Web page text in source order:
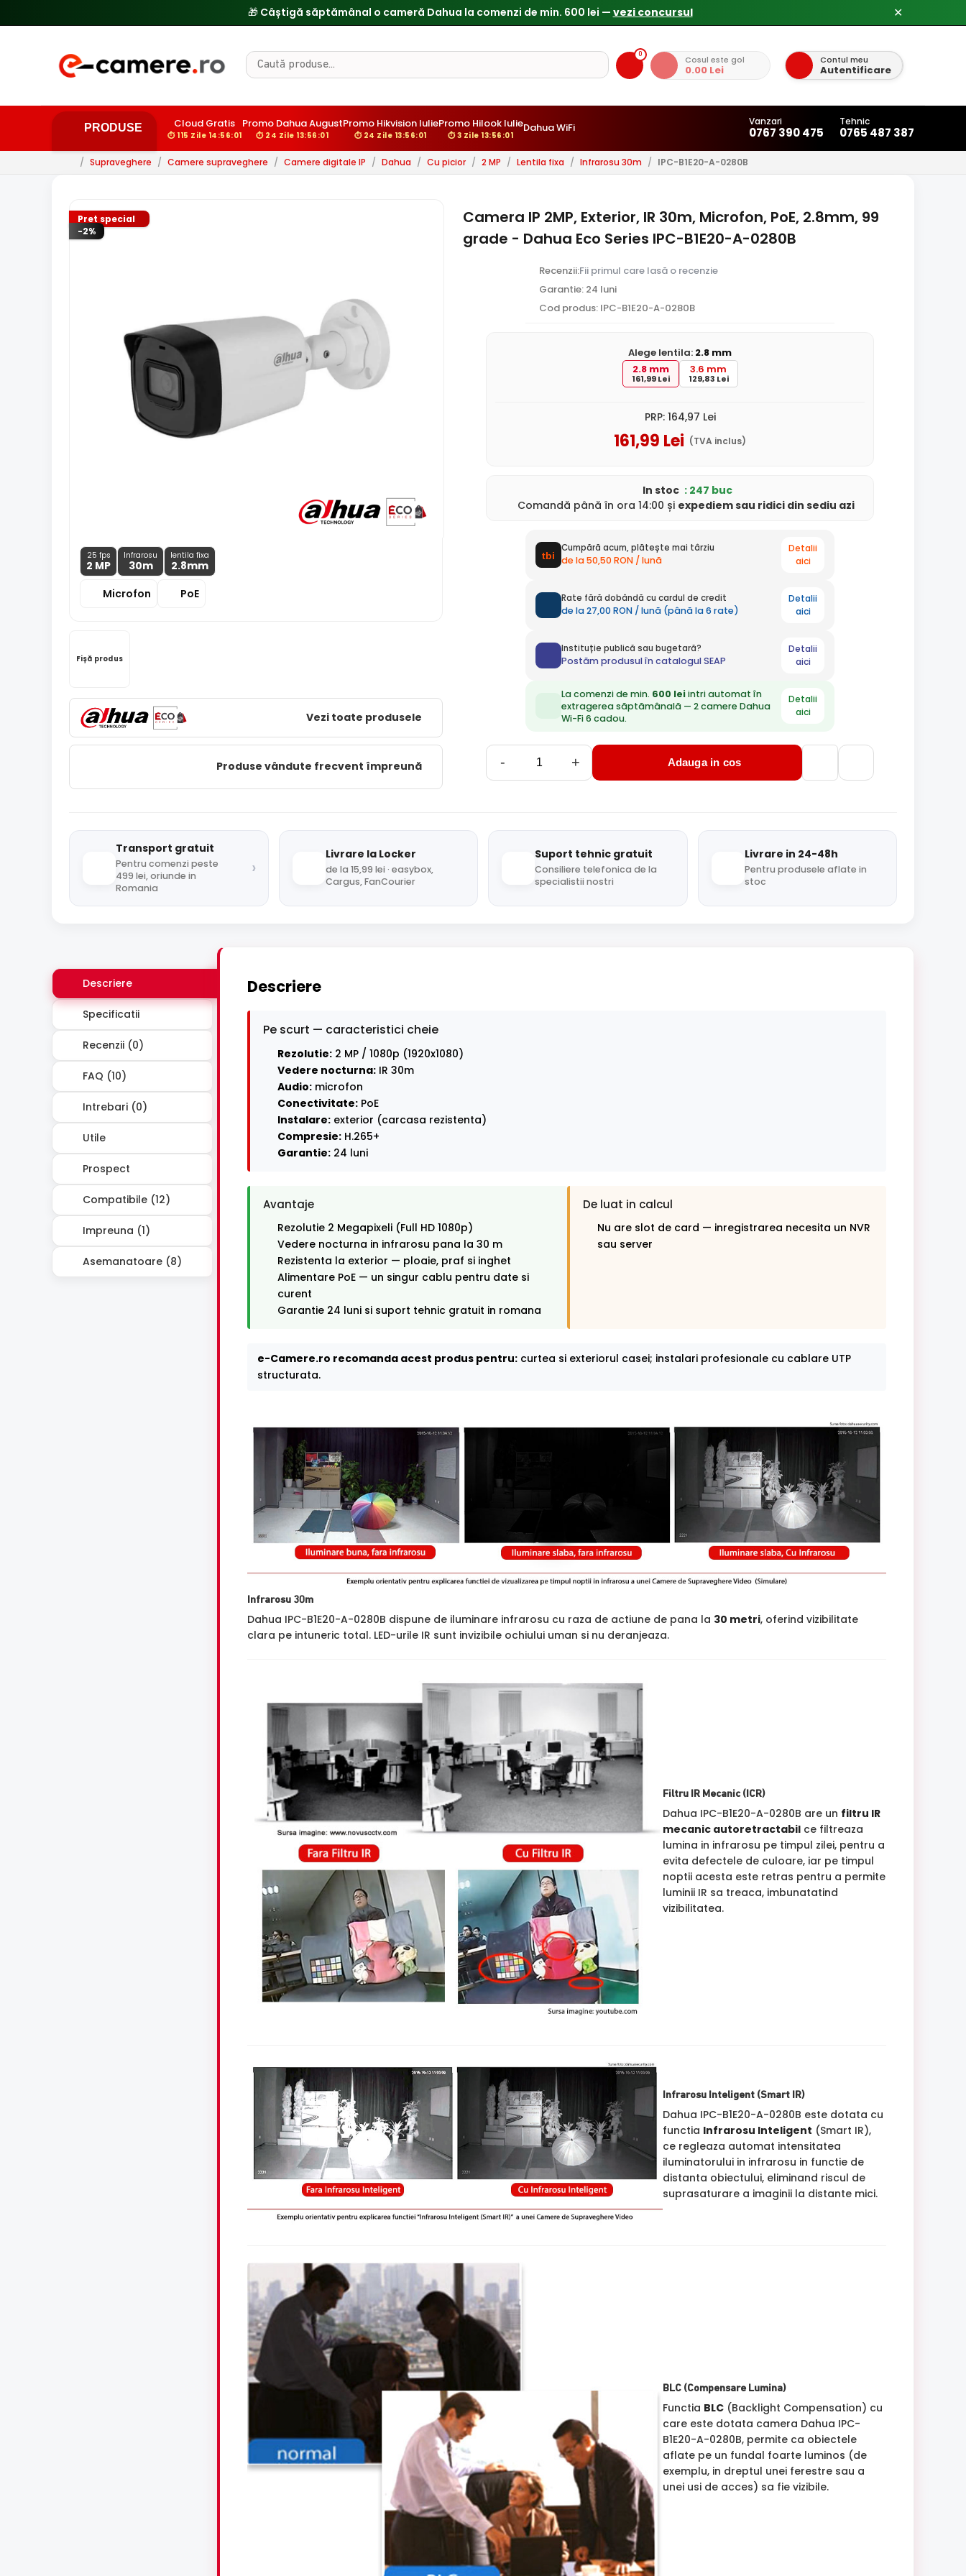
✕
0 Cosul este gol
0.00 Lei
Contul meu
Autentificare
PRODUSE Cloud Gratis
⏱ 115 Zile 14:56:00
Promo Dahua August
⏱ 24 Zile 13:56:00
Promo Hikvision Iulie
⏱ 24 Zile 13:56:00
Promo Hilook Iulie
⏱ 3 Zile 13:56:00
Dahua WiFi Vanzari
0767 390 475
Tehnic
0765 487 387
/ Supraveghere / Camere supraveghere / Camere digitale IP / Dahua / Cu picior / 2 MP / Lentila fixa / Infrarosu 30m / IPC-B1E20-A-0280B
Pret special
-2%
25 fps
2 MP
Infrarosu
30m
lentila fixa
2.8mm
Microfon
PoE
Fișă produs
Vezi toate produsele
Produse vândute frecvent împreună
Camera IP 2MP, Exterior, IR 30m, Microfon, PoE, 2.8mm, 99
grade - Dahua Eco Series IPC-B1E20-A-0280B
Recenzii:Fii primul care lasă o recenzie
Garantie: 24 luni
Cod produs: IPC-B1E20-A-0280B
Alege lentila: 2.8 mm
2.8 mm
161,99 Lei
3.6 mm
129,83 Lei
PRP: 164,97 Lei
161,99 Lei (TVA inclus)
In stoc : 247 buc
Comandă până în ora 14:00 și expediemsau ridici din sediu azi
Cumpără acum, plătește mai târziu
de la 50,50 RON / lună
Detalii
aici
Rate fără dobândă cu cardul de credit
de la 27,00 RON / lună (până la 6 rate)
Detalii
aici
Instituție publică sau bugetară?
Postăm produsul în catalogul SEAP
Detalii
aici
La comenzi de min. 600 leiintri automat în
extragerea săptămânală — 2 camere Dahua
Wi-Fi 6 cadou.
Detalii
aici
- + Adauga in cos
Transport gratuit
Pentru comenzi peste
499 lei, oriunde in
Romania
›
Livrare la Locker
de la 15,99 lei · easybox,
Cargus, FanCourier
Suport tehnic gratuit
Consiliere telefonica de la
specialistii nostri
Livrare in 24-48h
Pentru produsele aflate in
stoc
Descriere
Specificatii
Recenzii (0)
FAQ (10)
Intrebari (0)
Utile
Prospect
Compatibile (12)
Impreuna (1)
Asemanatoare (8)
Descriere
Pe scurt — caracteristici cheie
Rezolutie: 2 MP / 1080p (1920x1080)
Vedere nocturna: IR 30m
Audio: microfon
Conectivitate: PoE
Instalare: exterior (carcasa rezistenta)
Compresie: H.265+
Garantie: 24 luni
Avantaje
Rezolutie 2 Megapixeli (Full HD 1080p)
Vedere nocturna in infrarosu pana la 30 m
Rezistenta la exterior — ploaie, praf si inghet
Alimentare PoE — un singur cablu pentru date si
curent
Garantie 24 luni si suport tehnic gratuit in romana
De luat in calcul
Nu are slot de card — inregistrarea necesita un NVR
sau server
e-Camere.ro recomanda acest produs pentru: curtea si exteriorul casei; instalari profesionale cu cablare UTP
structurata.
Infrarosu 30m
Dahua IPC-B1E20-A-0280B dispune de iluminare infrarosu cu raza de actiune de pana la 30 metri, oferind vizibilitate
clara pe intuneric total. LED-urile IR sunt invizibile ochiului uman si nu deranjeaza.
Filtru IR Mecanic (ICR)
Dahua IPC-B1E20-A-0280B are un filtru IR
mecanic autoretractabilce filtreaza
lumina in infrarosu pe timpul zilei, pentru a
evita defectele de culoare, iar pe timpul
noptii acesta este retras pentru a permite
luminii IR sa treaca, imbunatatind
vizibilitatea.
Infrarosu Inteligent (Smart IR)
Dahua IPC-B1E20-A-0280B este dotata cu
functia Infrarosu Inteligent (Smart IR),
ce regleaza automat intensitatea
iluminatorului in infrarosu in functie de
distanta obiectului, eliminand riscul de
suprasaturare a imaginii la distante mici.
BLC (Compensare Lumina)
Functia BLC(Backlight Compensation) cu
care este dotata camera Dahua IPC-
B1E20-A-0280B, permite ca obiectele
aflate pe un fundal foarte luminos (de
exemplu, in dreptul unei ferestre sau a
unei usi de acces) sa fie vizibile.